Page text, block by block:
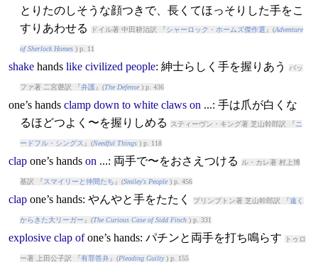
とりたのしそうな顔つきで、長くてほっそりした手をこ
すりあわせる
ドイル著 中田耕治訳 『シャーロック・ホームズ傑作選 』(Adventure
of Sherlock Homes) p. 11
shake hands like civilized people: 紳士らしく手を握りあう バッ
ファ著 二宮磬訳 『弁護』(The Defense) p. 436
one’s hands clamp down to white claws on ...: 手は爪が白くな
るほどつよく〜を握りしめる
スティーヴン・キング著 芝山幹郎訳 『 ニ
ードフル・シングス 』(Needful Things) p. 118
clapone’s hands on ...: 両手で〜をおさえつける ル・カレ著 村上博
基訳 『スマイリーと仲間たち 』(Smiley's People) p. 456
clapone’s hands: やんやと手をたたく プリンプトン著 芝山幹郎訳 『遠く
からきた大リーガー 』(The Curious Case of Sidd Finch) p. 331
explosive clap ofone’s hands: パチンと両手を打ち鳴らす トゥロ
ー著 上田公子訳 『有罪答弁』(Pleading Guilty) p. 155